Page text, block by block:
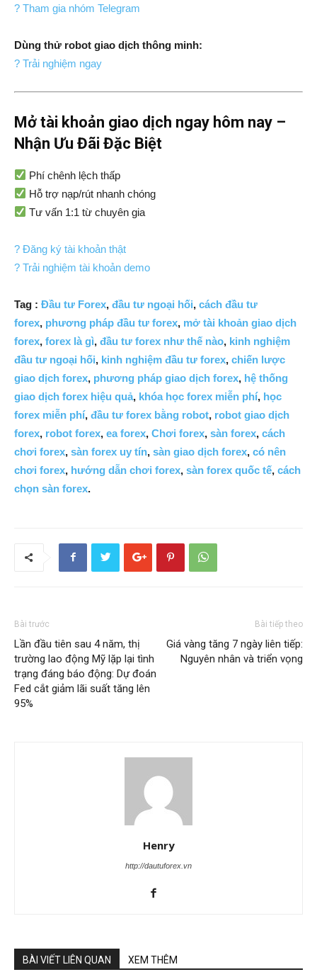
? Tham gia nhóm Telegram
Dùng thử robot giao dịch thông minh:
? Trải nghiệm ngay
Mở tài khoản giao dịch ngay hôm nay –
Nhận Ưu Đãi Đặc Biệt
Phí chênh lệch thấp
Hỗ trợ nạp/rút nhanh chóng
Tư vấn 1:1 từ chuyên gia
? Đăng ký tài khoản thật
? Trải nghiệm tài khoản demo
Tag : Đầu tư Forex, đầu tư ngoại hối, cách đầu tư
forex, phương pháp đầu tư forex, mở tài khoản giao dịch
forex, forex là gì, đầu tư forex như thế nào, kinh nghiệm
đầu tư ngoại hối, kinh nghiệm đầu tư forex, chiến lược
giao dịch forex, phương pháp giao dịch forex, hệ thống
giao dịch forex hiệu quả, khóa học forex miễn phí, học
forex miễn phí, đầu tư forex bằng robot, robot giao dịch
forex, robot forex, ea forex, Chơi forex, sàn forex, cách
chơi forex, sàn forex uy tín, sàn giao dịch forex, có nên
chơi forex, hướng dẫn chơi forex, sàn forex quốc tế, cách
chọn sàn forex.
Bài trước
Lần đầu tiên sau 4 năm, thị
trường lao động Mỹ lặp lại tình
trạng đáng báo động: Dự đoán
Fed cắt giảm lãi suất tăng lên
95%
Bài tiếp theo
Giá vàng tăng 7 ngày liên tiếp:
Nguyên nhân và triển vọng
Henry
http://dautuforex.vn
BÀI VIẾT LIÊN QUAN XEM THÊM